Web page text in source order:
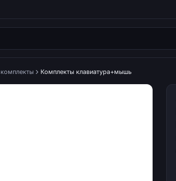
Комплекты клавиатура+мышь